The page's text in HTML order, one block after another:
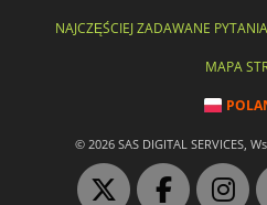
NAJCZĘŚCIEJ ZADAWANE PYTANIA
MAPA
© 2026 SAS DIGITAL SERVICES,